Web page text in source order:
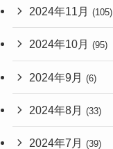
2024年11月 (105)
2024年10月 (95)
2024年9月 (6)
2024年8月 (33)
2024年7月 (39)